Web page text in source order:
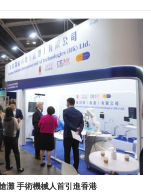
灘 手術機械人首引進香港